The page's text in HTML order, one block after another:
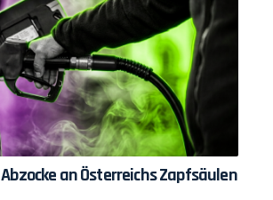
Abzocke an Österreichs Zapfsäulen